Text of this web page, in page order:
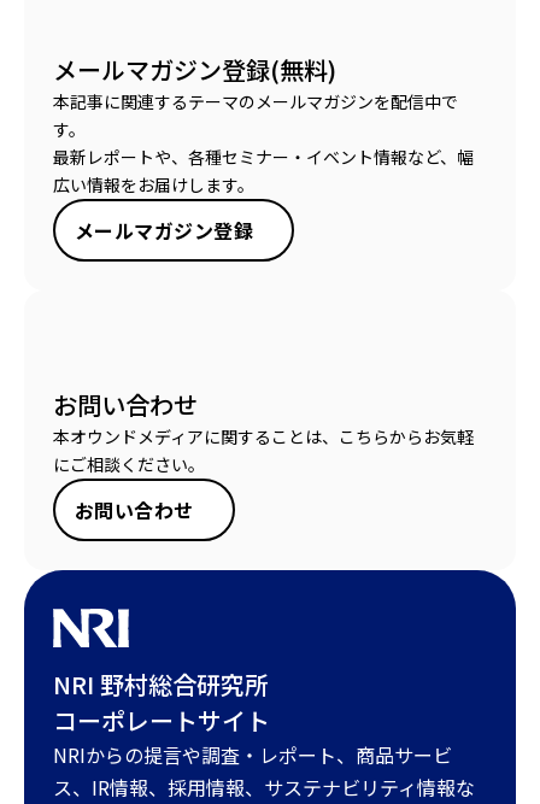
メールマガジン登録(無料)
本記事に関連するテーマのメールマガジンを配信中で
す。
最新レポートや、各種セミナー・イベント情報など、幅
広い情報をお届けします。
メールマガジン登録
お問い合わせ
本オウンドメディアに関することは、こちらからお気軽
にご相談ください。
お問い合わせ
NRI 野村総合研究所
コーポレートサイト
NRIからの提言や調査・レポート、商品サービ
ス、IR情報、採用情報、サステナビリティ情報な